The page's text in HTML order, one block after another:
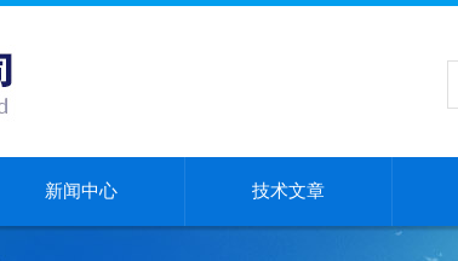
新闻中心 技术文章